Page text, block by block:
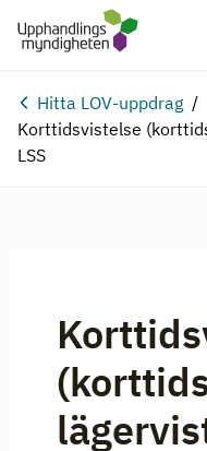
Hitta LOV-uppdrag
Korttidsvistelse
LSS